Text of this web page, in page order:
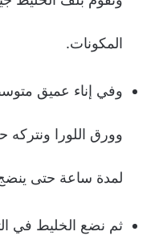
المكونات.
وفي إناء عميق
وورق اللورا
لمدة ساعة حتى ينضج
ثم نضع الخليط في